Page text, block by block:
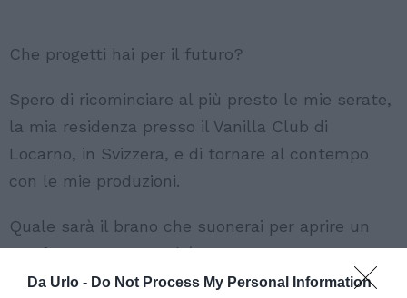
Da Urlo - Do Not Process My Personal Information
Che progetti hai per il futuro?
Spero di ricominciare al più presto le mie serate,
la mia residenza presso il Vanilla Club di
Locarno, in Svizzera, e di tornare al contempo
con le mie produzioni.
Quale sarà il brano che suonerai per aprire un
tuo futuro set e perché?